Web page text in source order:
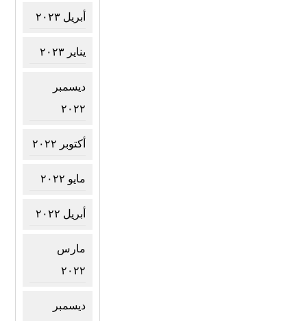
أبريل ٢٠٢٣
يناير ٢٠٢٣
ديسمبر
٢٠٢٢
أكتوبر ٢٠٢٢
مايو ٢٠٢٢
أبريل ٢٠٢٢
مارس
٢٠٢٢
ديسمبر